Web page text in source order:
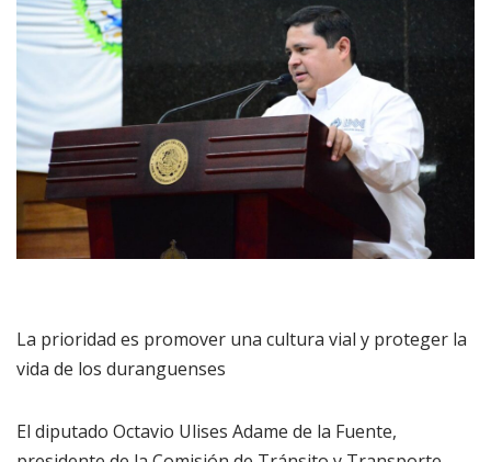
La prioridad es promover una cultura vial y proteger la
vida de los duranguenses
El diputado Octavio Ulises Adame de la Fuente,